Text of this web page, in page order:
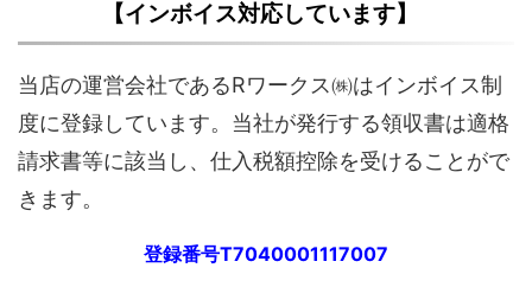
【インボイス対応しています】
当店の運営会社であるRワークス㈱はインボイス制
度に登録しています。当社が発行する領収書は適格
請求書等に該当し、仕入税額控除を受けることがで
きます。
登録番号T7040001117007